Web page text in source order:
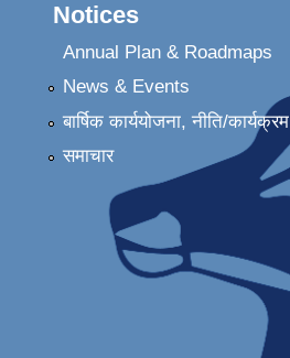
Notices
Annual Plan & Roadmaps
News & Events
बार्षिक कार्ययोजना, नीति/कार्यक्रम
समाचार